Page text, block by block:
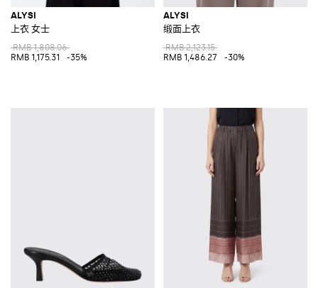
ALYSI
上衣 女士
RMB 1,808.06
RMB 1,175.31
-35%
ALYSI
缎面上衣
RMB 2,123.15
RMB 1,486.27
-30%